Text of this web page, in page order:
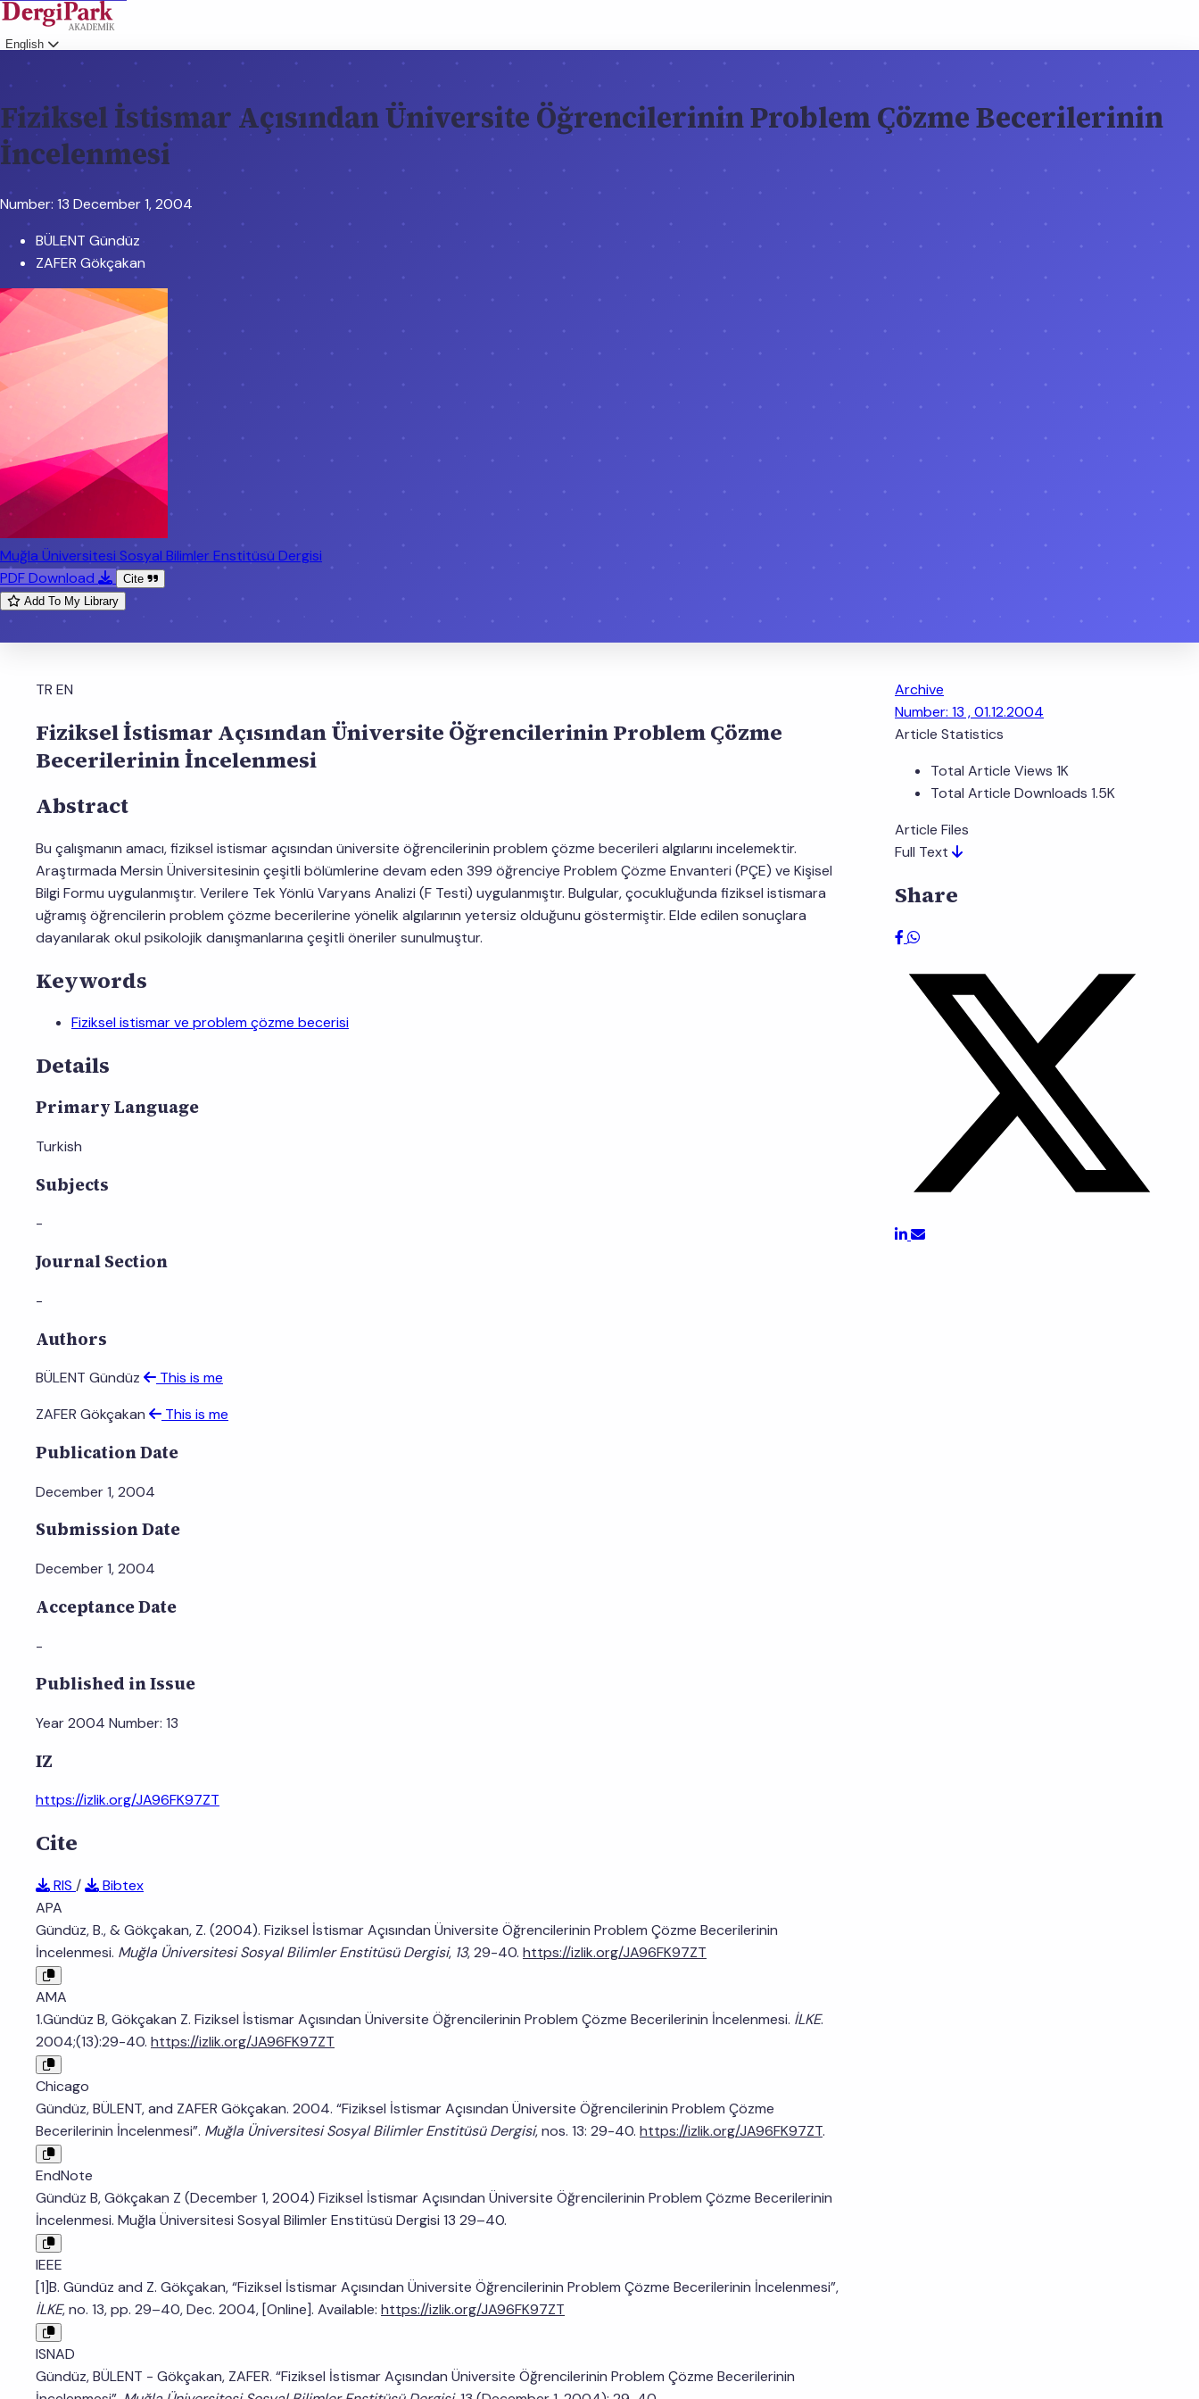
English
Login
Fiziksel İstismar Açısından Üniversite Öğrencilerinin Problem Çözme Becerilerinin
İncelenmesi
Number: 13 December 1, 2004
BÜLENT Gündüz
ZAFER Gökçakan
Muğla Üniversitesi Sosyal Bilimler Enstitüsü Dergisi
PDF Download
Cite
Add To My Library
TR EN
Fiziksel İstismar Açısından Üniversite Öğrencilerinin Problem Çözme
Becerilerinin İncelenmesi
Abstract
Bu çalışmanın amacı, fiziksel istismar açısından üniversite öğrencilerinin problem çözme becerileri algılarını incelemektir.
Araştırmada Mersin Üniversitesinin çeşitli bölümlerine devam eden 399 öğrenciye Problem Çözme Envanteri (PÇE) ve Kişisel
Bilgi Formu uygulanmıştır. Verilere Tek Yönlü Varyans Analizi (F Testi) uygulanmıştır. Bulgular, çocukluğunda fiziksel istismara
uğramış öğrencilerin problem çözme becerilerine yönelik algılarının yetersiz olduğunu göstermiştir. Elde edilen sonuçlara
dayanılarak okul psikolojik danışmanlarına çeşitli öneriler sunulmuştur.
Keywords
Fiziksel istismar ve problem çözme becerisi
Details
Primary Language
Turkish
Subjects
-
Journal Section
-
Authors
BÜLENT Gündüz
This is me
ZAFER Gökçakan
This is me
Publication Date
December 1, 2004
Submission Date
December 1, 2004
Acceptance Date
-
Published in Issue
Year 2004 Number: 13
IZ
https://izlik.org/JA96FK97ZT
Cite
RIS /
Bibtex
APA
Gündüz, B., & Gökçakan, Z. (2004). Fiziksel İstismar Açısından Üniversite Öğrencilerinin Problem Çözme Becerilerinin
İncelenmesi. Muğla Üniversitesi Sosyal Bilimler Enstitüsü Dergisi, 13, 29-40. https://izlik.org/JA96FK97ZT
AMA
1.Gündüz B, Gökçakan Z. Fiziksel İstismar Açısından Üniversite Öğrencilerinin Problem Çözme Becerilerinin İncelenmesi. İLKE.
2004;(13):29-40. https://izlik.org/JA96FK97ZT
Chicago
Gündüz, BÜLENT, and ZAFER Gökçakan. 2004. “Fiziksel İstismar Açısından Üniversite Öğrencilerinin Problem Çözme
Becerilerinin İncelenmesi”. Muğla Üniversitesi Sosyal Bilimler Enstitüsü Dergisi, nos. 13: 29-40. https://izlik.org/JA96FK97ZT.
EndNote
Gündüz B, Gökçakan Z (December 1, 2004) Fiziksel İstismar Açısından Üniversite Öğrencilerinin Problem Çözme Becerilerinin
İncelenmesi. Muğla Üniversitesi Sosyal Bilimler Enstitüsü Dergisi 13 29–40.
IEEE
[1]B. Gündüz and Z. Gökçakan, “Fiziksel İstismar Açısından Üniversite Öğrencilerinin Problem Çözme Becerilerinin İncelenmesi”,
İLKE, no. 13, pp. 29–40, Dec. 2004, [Online]. Available: https://izlik.org/JA96FK97ZT
ISNAD
Gündüz, BÜLENT - Gökçakan, ZAFER. “Fiziksel İstismar Açısından Üniversite Öğrencilerinin Problem Çözme Becerilerinin
Archive
Number: 13 , 01.12.2004
Article Statistics
Total Article Views 1K
Total Article Downloads 1.5K
Article Files
Full Text
Share